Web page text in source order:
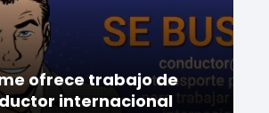
ofrece trabajo de
internacional